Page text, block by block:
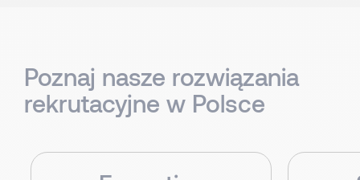
Poznaj nasze rozwiązania
rekrutacyjne w Polsce